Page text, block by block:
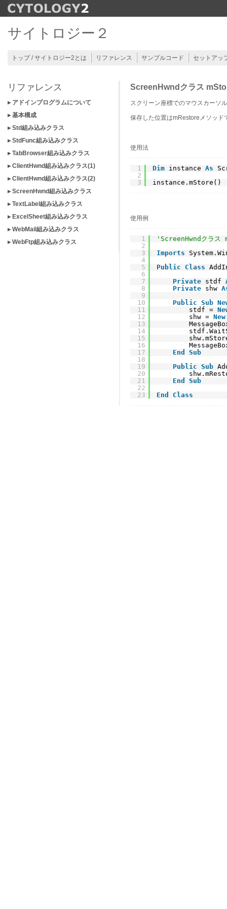
サイトロジー２
トップ / サイトロジー2とは リファレンス サンプルコード セットアッ
リファレンス
▸ アドインプログラムについて
▸ 基本構成
▸ Std組み込みクラス
▸ StdFunc組み込みクラス
▸ TabBrowser組み込みクラス
▸ ClientHwnd組み込みクラス(1)
▸ ClientHwnd組み込みクラス(2)
▸ ScreenHwnd組み込みクラス
▸ TextLabel組み込みクラス
▸ ExcelSheet組み込みクラス
▸ WebMail組み込みクラス
▸ WebFtp組み込みクラス
ScreenHwndクラス
スクリーン座標でのマウスカーソ
保存した位置はmRestoreメソッド
使用法
1
2
3
Dim instance As
instance.mStore()
使用例
1
2
3
4
5
6
7
8
9
10
11
12
13
14
15
16
17
18
19
20
21
22
23
'ScreenHwndクラス
Imports
Public
Class
Private stdf
Private shw
Public Sub
stdf =
shw = New
End
Sub
Public Sub
End
Sub
End
Class